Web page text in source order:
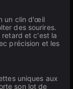
un clin d'œil
des sourires.
retard et c'est la
précision et les
uniques aux
son lot de